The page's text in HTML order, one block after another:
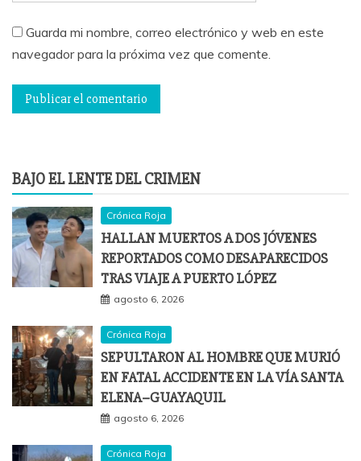
Guarda mi nombre, correo electrónico y web en este
navegador para la próxima vez que comente.
BAJO EL LENTE DEL CRIMEN
Crónica Roja
HALLAN MUERTOS A DOS JÓVENES
REPORTADOS COMO DESAPARECIDOS
TRAS VIAJE A PUERTO LÓPEZ
agosto 6, 2026
Crónica Roja
SEPULTARON AL HOMBRE QUE MURIÓ
EN FATAL ACCIDENTE EN LA VÍA SANTA
ELENA–GUAYAQUIL
agosto 6, 2026
Crónica Roja